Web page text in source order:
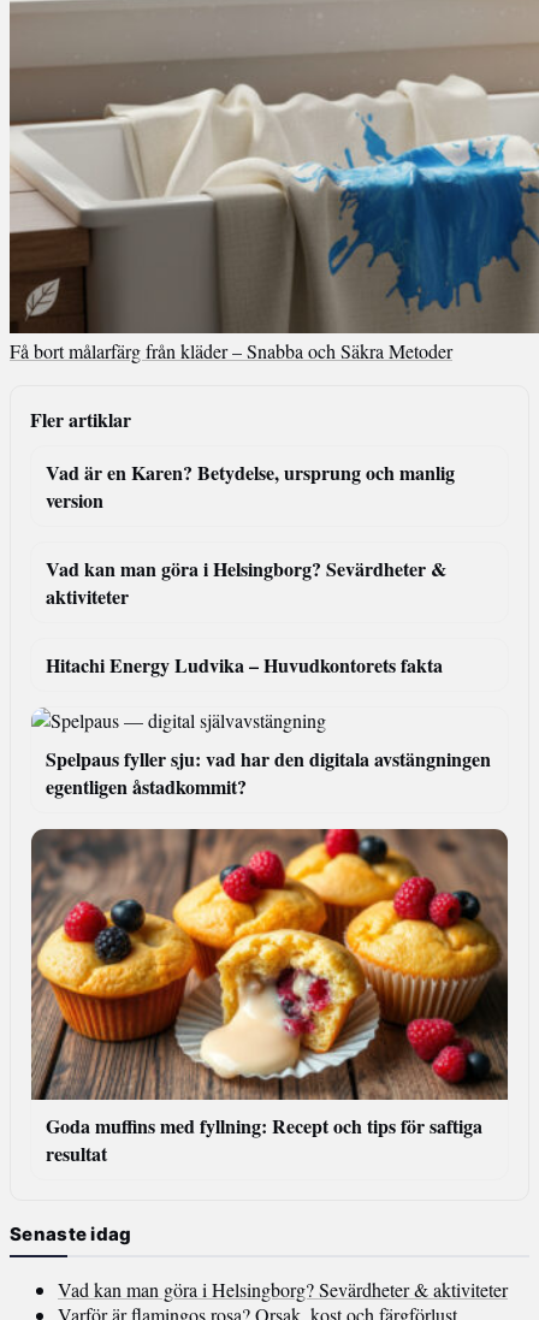
Få bort målarfärg från kläder – Snabba och Säkra Metoder
Fler artiklar
Vad är en Karen? Betydelse, ursprung och manlig
version
Vad kan man göra i Helsingborg? Sevärdheter &
aktiviteter
Hitachi Energy Ludvika – Huvudkontorets fakta
Spelpaus fyller sju: vad har den digitala avstängningen
egentligen åstadkommit?
Goda muffins med fyllning: Recept och tips för saftiga
resultat
Senaste idag
Vad kan man göra i Helsingborg? Sevärdheter & aktiviteter